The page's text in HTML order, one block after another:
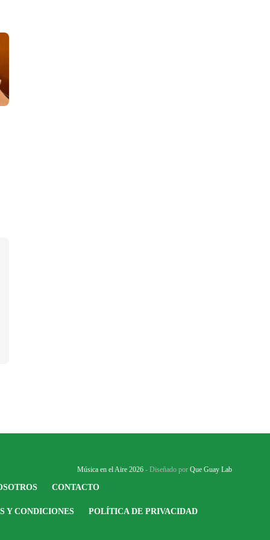
Música en el Aire 2026- Diseñado por Que Guay Lab
CONTACTO
Y CONDICIONES POLÍTICA DE PRIVACIDAD